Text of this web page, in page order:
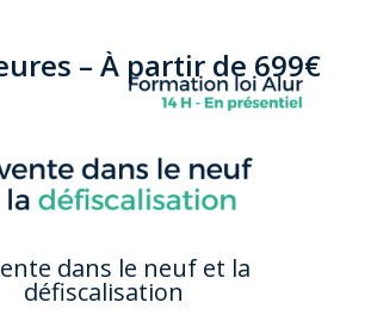
– À partir de 699€
dans le neuf et la
défiscalisation